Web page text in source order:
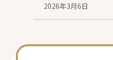
日
投
2026年3月6日